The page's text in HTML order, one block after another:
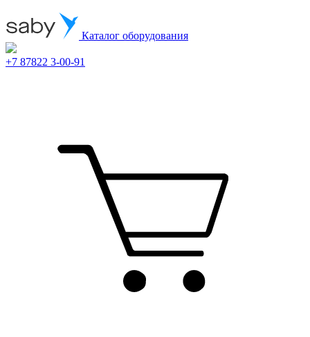
Каталог оборудования
+7 87822 3-00-91